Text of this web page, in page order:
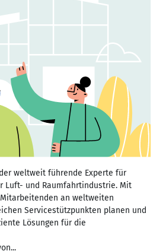
weltweit führende Experte für
Luft- und Raumfahrtindustrie. Mit
an weltweiten
Servicestützpunkten planen und
Lösungen für die